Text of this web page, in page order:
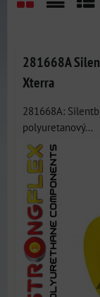
281668A
Xterra
281668A:
polyuretanový...